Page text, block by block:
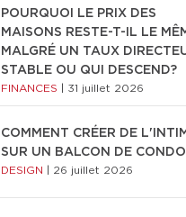
POURQUOI LE PRIX DES
MAISONS RESTE-T-IL LE
MALGRÉ UN TAUX
STABLE OU QUI DESCEND?
FINANCES 31 juillet 2026
COMMENT CRÉER DE
SUR UN BALCON DE
DESIGN 26 juillet 2026